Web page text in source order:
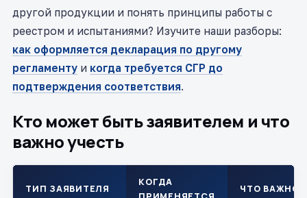
другой продукции и понять принципы работы с
реестром и испытаниями? Изучите наши разборы:
как оформляется декларация по другому
регламенту и когда требуется СГР до
подтверждения соответствия.
Кто может быть заявителем и что
важно учесть
ТИП ЗАЯВИТЕЛЯ
КОГДА
ЧТО ВАЖНО